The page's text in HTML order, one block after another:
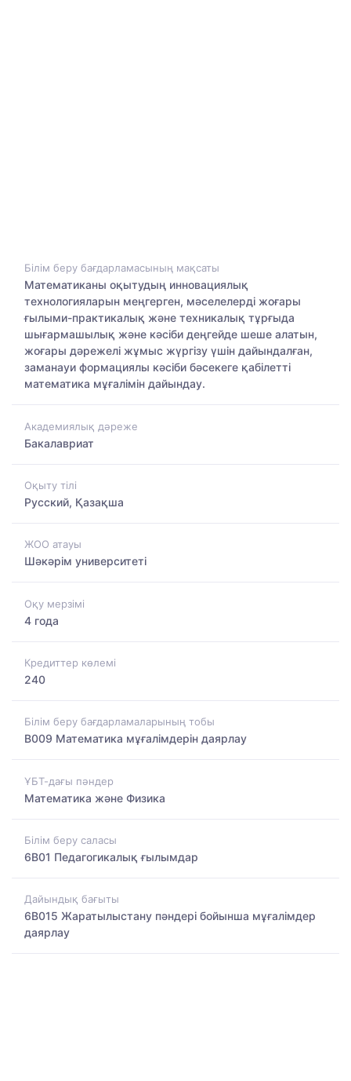
Білім беру бағдарламасының мақсаты
Математиканы оқытудың инновациялық
технологияларын меңгерген, мәселелерді жоғары
ғылыми-практикалық және техникалық тұрғыда
шығармашылық және кәсіби деңгейде шеше алатын,
жоғары дәрежелі жұмыс жүргізу үшін дайындалған,
заманауи формациялы кәсіби бәсекеге қабілетті
математика мұғалімін дайындау.
Академиялық дәреже
Бакалавриат
Оқыту тілі
Русский, Қазақша
ЖОО атауы
Шәкәрім университеті
Оқу мерзімі
4 года
Кредиттер көлемі
240
Білім беру бағдарламаларының тобы
B009 Математика мұғалімдерін даярлау
ҰБТ-дағы пәндер
Математика және Физика
Білім беру саласы
6B01 Педагогикалық ғылымдар
Дайындық бағыты
6B015 Жаратылыстану пәндері бойынша мұғалімдер
даярлау